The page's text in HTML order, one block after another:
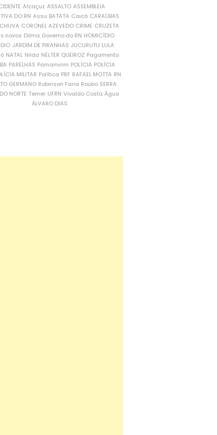
Alcaçuz ASSALTO ASSEMBLEIA
DO RN Assu BATATA Caicó CARAÚBAS
CORONEL AZEVEDO CRIME CRUZETA
novos Dilma Governo do RN HOMICÍDIO
JARDIM DE PIRANHAS JUCURUTU LULA
NATAL Nilda NÉLTER QUEIROZ Pagamento
PARELHAS Parnamirim POLÍCIA POLÍCIA
MILITAR Política PRF RAFAEL MOTTA RN
GERMANO Robinson Faria Roubo SERRA
NORTE Temer UFRN Vivaldo Costa Água
ÁLVARO DIAS